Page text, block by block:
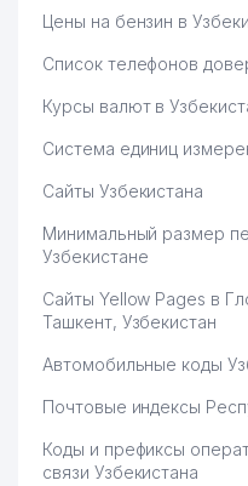
Цены на бензин в
Список телефонов
Курсы валют в
Система единиц
Сайты Узбекистана
Минимальный размер
Узбекистане
Сайты Yellow Pages в
Ташкент, Узбекистан
Автомобильные коды
Почтовые индексы
Коды и префиксы
связи Узбекистана